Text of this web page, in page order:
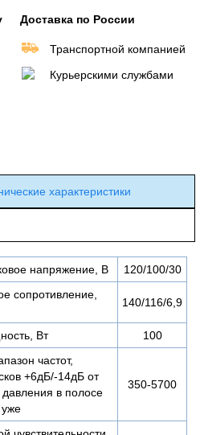
Доставка по России
Транспортной компанией
Курьерскими службами
характеристики
напряжение, В
120/100/30
сопротивление,
140/116/6,9
Вт
100
частот,
+6дБ/-14дБ от
давления в полосе
350-5700